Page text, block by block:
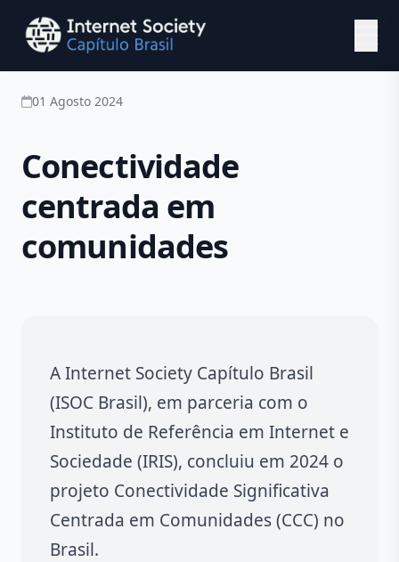
Ir para o conteúdo principal
01 Agosto 2024
Conectividade
centrada em
comunidades
A Internet Society Capítulo Brasil
(ISOC Brasil), em parceria com o
Instituto de Referência em Internet e
Sociedade (IRIS), concluiu em 2024 o
projeto Conectividade Significativa
Centrada em Comunidades (CCC) no
Brasil.